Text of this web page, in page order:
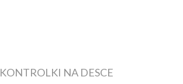
KONTROLKI NA DESCE